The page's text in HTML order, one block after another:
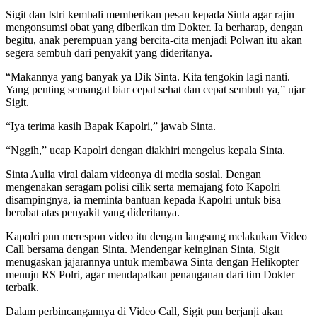
Sigit dan Istri kembali memberikan pesan kepada Sinta agar rajin
mengonsumsi obat yang diberikan tim Dokter. Ia berharap, dengan
begitu, anak perempuan yang bercita-cita menjadi Polwan itu akan
segera sembuh dari penyakit yang dideritanya.
“Makannya yang banyak ya Dik Sinta. Kita tengokin lagi nanti.
Yang penting semangat biar cepat sehat dan cepat sembuh ya,” ujar
Sigit.
“Iya terima kasih Bapak Kapolri,” jawab Sinta.
“Nggih,” ucap Kapolri dengan diakhiri mengelus kepala Sinta.
Sinta Aulia viral dalam videonya di media sosial. Dengan
mengenakan seragam polisi cilik serta memajang foto Kapolri
disampingnya, ia meminta bantuan kepada Kapolri untuk bisa
berobat atas penyakit yang dideritanya.
Kapolri pun merespon video itu dengan langsung melakukan Video
Call bersama dengan Sinta. Mendengar keinginan Sinta, Sigit
menugaskan jajarannya untuk membawa Sinta dengan Helikopter
menuju RS Polri, agar mendapatkan penanganan dari tim Dokter
terbaik.
Dalam perbincangannya di Video Call, Sigit pun berjanji akan